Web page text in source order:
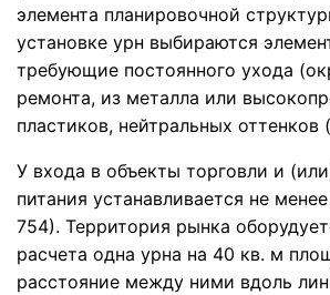
элемента планировочной
установке урн выбираются
требующие постоянного ухода
ремонта, из металла или
пластиков, нейтральных оттенков
У входа в объекты торговли и
питания устанавливается не
754). Территория рынка
расчета одна урна на 40 кв. м
расстояние между ними вдоль